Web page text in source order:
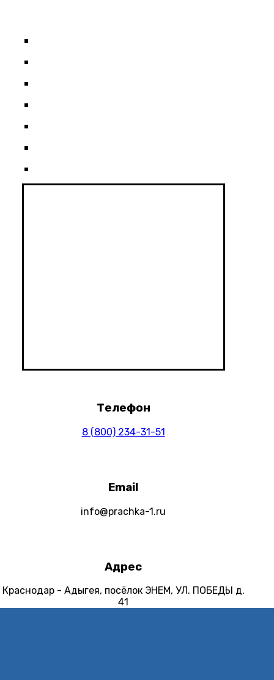
Телефон
8 (800) 234-31-51
Email
info@prachka-1.ru
Адрес
Краснодар - Адыгея, посёлок ЭНЕМ, УЛ. ПОБЕДЫ д.
41